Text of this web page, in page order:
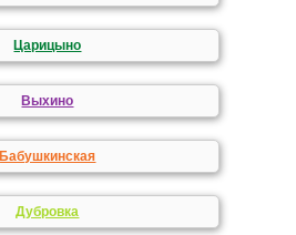
Царицыно
Выхино
Бабушкинская
Дубровка